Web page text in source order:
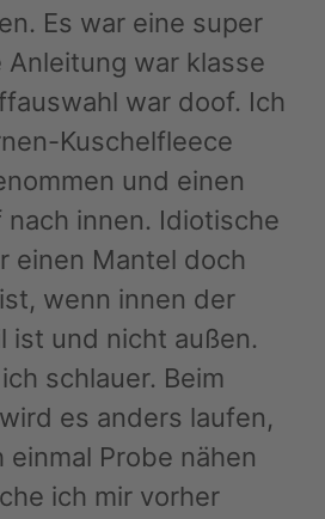
Es war eine super
Anleitung war klasse
war doof. Ich
Kuschelfleece
und einen
innen. Idiotische
einen Mantel doch
wenn innen der
ist und nicht außen.
schlauer. Beim
es anders laufen,
Probe nähen
ich mir vorher